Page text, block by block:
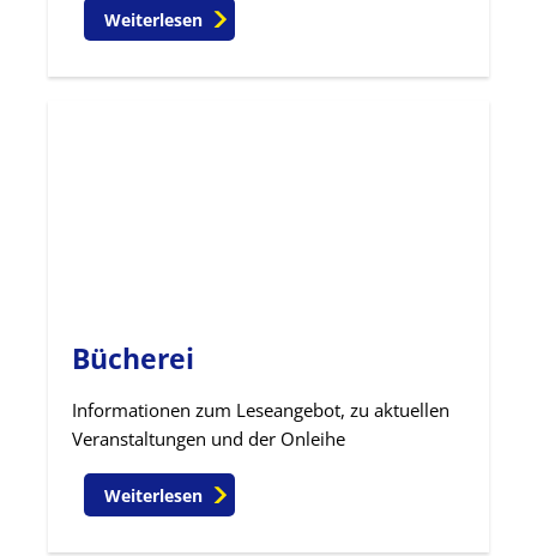
Weiterlesen
Bücherei
Informationen zum Leseangebot, zu aktuellen
Veranstaltungen und der Onleihe
Weiterlesen